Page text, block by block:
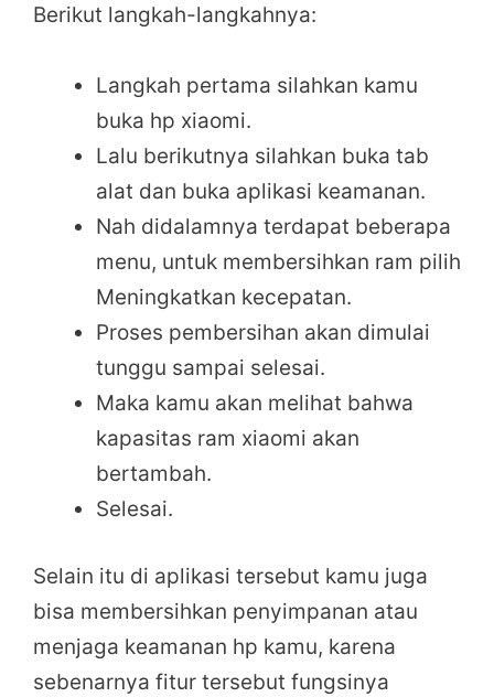
Berikut langkah-langkahnya:
Langkah pertama silahkan kamu
buka hp xiaomi.
Lalu berikutnya silahkan buka tab
alat dan buka aplikasi keamanan.
Nah didalamnya terdapat beberapa
menu, untuk membersihkan ram pilih
Meningkatkan kecepatan.
Proses pembersihan akan dimulai
tunggu sampai selesai.
Maka kamu akan melihat bahwa
kapasitas ram xiaomi akan
bertambah.
Selesai.
Selain itu di aplikasi tersebut kamu juga
bisa membersihkan penyimpanan atau
menjaga keamanan hp kamu, karena
sebenarnya fitur tersebut fungsinya